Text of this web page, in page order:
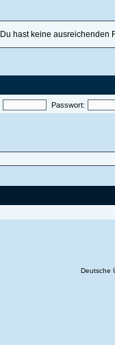
Du hast keine ausreichenden
Passwort:
Deutsche